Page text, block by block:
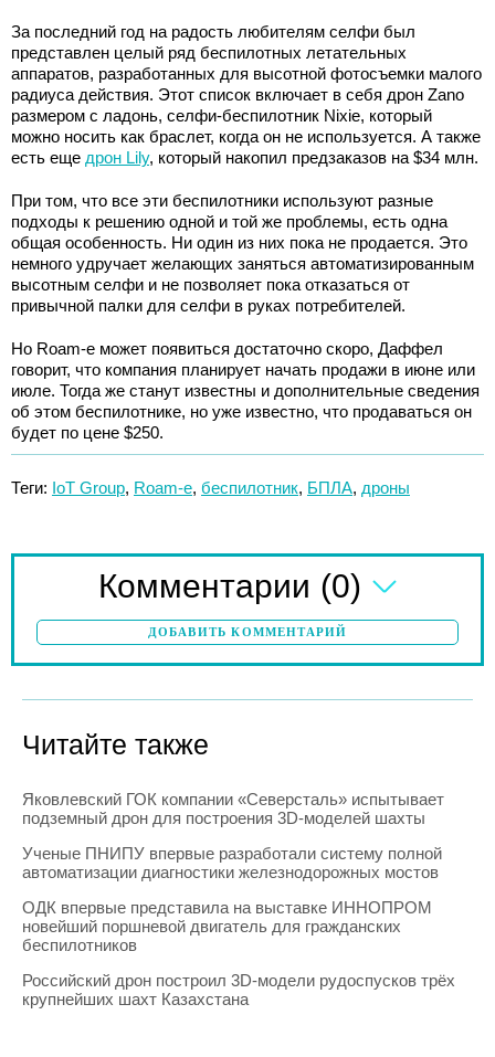
За последний год на радость любителям селфи был
представлен целый ряд беспилотных летательных
аппаратов, разработанных для высотной фотосъемки малого
радиуса действия. Этот список включает в себя дрон Zano
размером с ладонь, селфи-беспилотник Nixie, который
можно носить как браслет, когда он не используется. А также
есть еще дрон Lily, который накопил предзаказов на $34 млн.
При том, что все эти беспилотники используют разные
подходы к решению одной и той же проблемы, есть одна
общая особенность. Ни один из них пока не продается. Это
немного удручает желающих заняться автоматизированным
высотным селфи и не позволяет пока отказаться от
привычной палки для селфи в руках потребителей.
Но Roam-e может появиться достаточно скоро, Даффел
говорит, что компания планирует начать продажи в июне или
июле. Тогда же станут известны и дополнительные сведения
об этом беспилотнике, но уже известно, что продаваться он
будет по цене $250.
Теги: IoT Group, Roam-е, беспилотник, БПЛА, дроны
Комментарии (0)
ДОБАВИТЬ КОММЕНТАРИЙ
Читайте также
Яковлевский ГОК компании «Северсталь» испытывает
подземный дрон для построения 3D-моделей шахты
Ученые ПНИПУ впервые разработали систему полной
автоматизации диагностики железнодорожных мостов
ОДК впервые представила на выставке ИННОПРОМ
новейший поршневой двигатель для гражданских
беспилотников
Российский дрон построил 3D-модели рудоспусков трёх
крупнейших шахт Казахстана